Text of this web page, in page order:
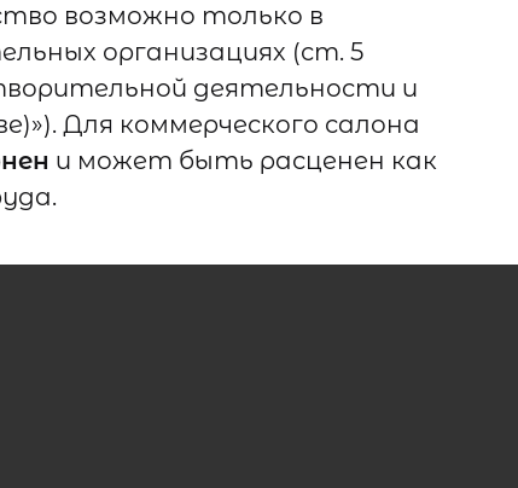
возможно только в
организациях (ст. 5
деятельности и
Для коммерческого салона
и может быть расценен как